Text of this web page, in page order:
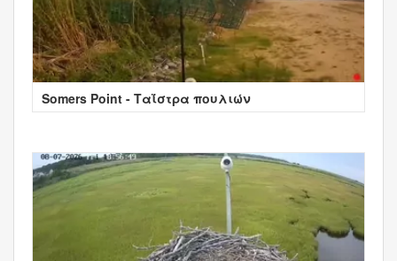
Somers Point - Ταΐστρα πουλιών